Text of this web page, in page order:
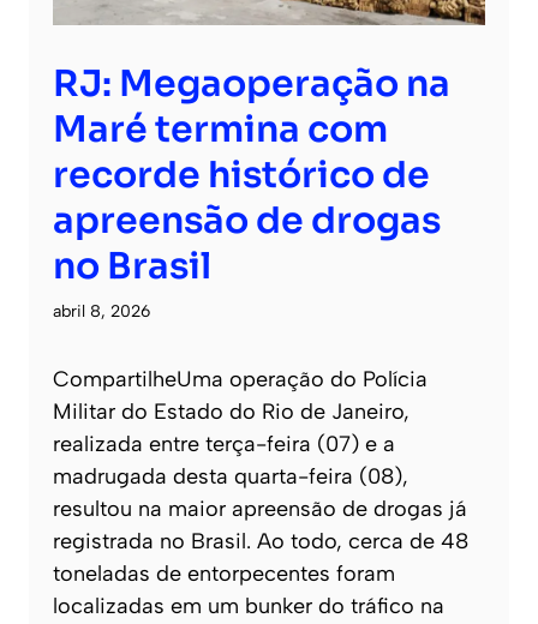
RJ: Megaoperação na
Maré termina com
recorde histórico de
apreensão de drogas
no Brasil
abril 8, 2026
CompartilheUma operação do Polícia
Militar do Estado do Rio de Janeiro,
realizada entre terça-feira (07) e a
madrugada desta quarta-feira (08),
resultou na maior apreensão de drogas já
registrada no Brasil. Ao todo, cerca de 48
toneladas de entorpecentes foram
localizadas em um bunker do tráfico na